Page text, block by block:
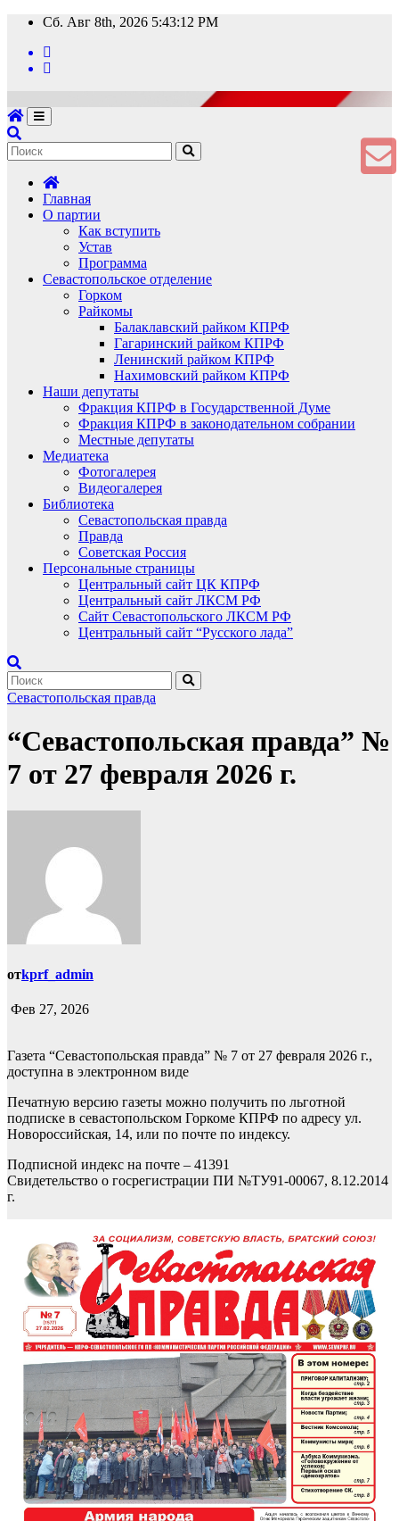
Перейти
содержимому
Сб. Авг 8th, 2026 5:43:13 PM
Главная
О партии
Как вступить
Устав
Программа
Севастопольское отделение
Горком
Райкомы
Балаклавский райком КПРФ
Гагаринский райком КПРФ
Ленинский райком КПРФ
Нахимовский райком КПРФ
Наши депутаты
Фракция КПРФ в Государственной Думе
Фракция КПРФ в законодательном собрании
Местные депутаты
Медиатека
Фотогалерея
Видеогалерея
Библиотека
Севастопольская правда
Правда
Советская Россия
Персональные страницы
Центральный сайт ЦК КПРФ
Центральный сайт ЛКСМ РФ
Сайт Севастопольского ЛКСМ РФ
Центральный сайт “Русского лада”
Севастопольская правда
“Севастопольская правда” №
7 от 27 февраля 2026 г.
отkprf_admin
Фев 27, 2026
Газета “Севастопольская правда” № 7 от 27 февраля 2026 г.,
доступна в электронном виде
Печатную версию газеты можно получить по льготной
подписке в севастопольском Горкоме КПРФ по адресу ул.
Новороссийская, 14, или по почте по индексу.
Подписной индекс на почте – 41391
Свидетельство о госрегистрации ПИ №ТУ91-00067, 8.12.2014
г.